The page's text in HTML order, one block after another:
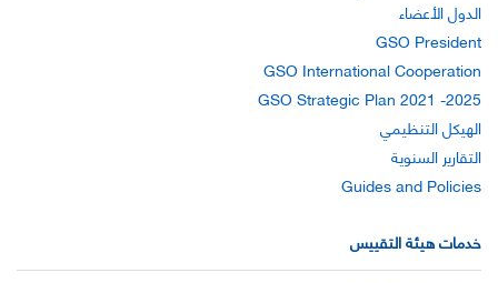
الدول الأعضاء
GSO President
GSO International Cooperation
GSO Strategic Plan 2021 -2025
الهيكل التنظيمي
التقارير السنوية
Guides and Policies
خدمات هيئة التقييس